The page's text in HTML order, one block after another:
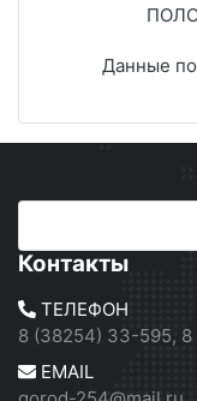
Данные
Контакты
ТЕЛЕФОН
8 (38254) 33-595,
EMAIL